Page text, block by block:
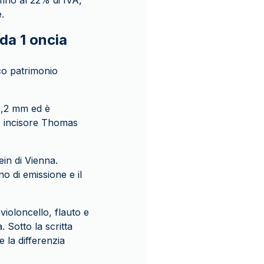
1 oncia
patrimonio
mm ed è
Thomas
di Vienna.
di emissione e il
flauto e
Sotto la scritta
la differenzia